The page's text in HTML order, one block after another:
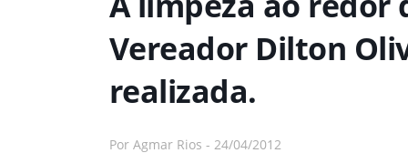
Vereador Dilton
realizada.
Por Agmar Rios - 24/04/2012